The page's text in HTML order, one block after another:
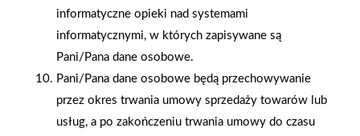
telefoniczne
Mrówka Brzozów
informatyczne opieki nad systemami
informatycznymi, w których zapisywane są
Pani/Pana dane osobowe.
Pani/Pana dane osobowe będą przechowywanie
przez okres trwania umowy sprzedaży towarów lub
usług, a po zakończeniu trwania umowy do czasu